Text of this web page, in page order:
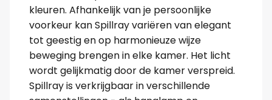
kleuren. Afhankelijk van je persoonlijke
voorkeur kan Spillray variëren van elegant
tot geestig en op harmonieuze wijze
beweging brengen in elke kamer. Het licht
wordt gelijkmatig door de kamer verspreid.
Spillray is verkrijgbaar in verschillende